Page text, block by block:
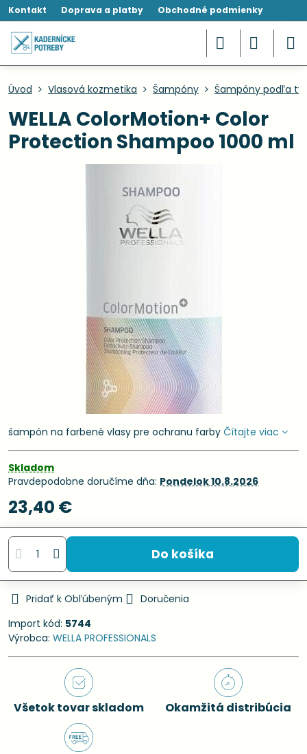
Kontakt Doprava a platby Obchodné podmienky
Úvod Vlasová kozmetika Šampóny Šampóny podľa
WELLA ColorMotion+ Color
Protection Shampoo 1000 ml
šampón na farbené vlasy pre ochranu farby Čítajte viac
Skladom
Pravdepodobne doručíme dňa: Pondelok10.8.2026
23,40 €
Do košíka
Pridať k Obľúbeným
Doručenia
Import kód: 5744
Výrobca: WELLA PROFESSIONALS
Všetok tovar skladom Okamžitá distribúcia